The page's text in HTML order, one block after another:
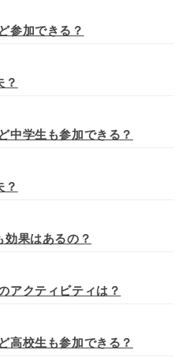
参加できる？
？
中学生も参加できる？
？
果はあるの？
アクティビティは？
高校生も参加できる？